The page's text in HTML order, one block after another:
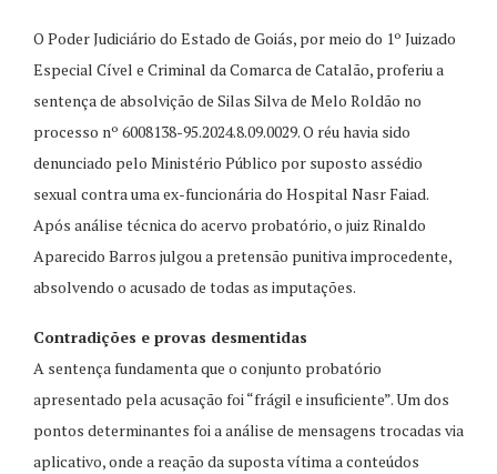
O Poder Judiciário do Estado de Goiás, por meio do 1º Juizado
Especial Cível e Criminal da Comarca de Catalão, proferiu a
sentença de absolvição de Silas Silva de Melo Roldão no
processo nº 6008138-95.2024.8.09.0029. O réu havia sido
denunciado pelo Ministério Público por suposto assédio
sexual contra uma ex-funcionária do Hospital Nasr Faiad.
Após análise técnica do acervo probatório, o juiz Rinaldo
Aparecido Barros julgou a pretensão punitiva improcedente,
absolvendo o acusado de todas as imputações.
Contradições e provas desmentidas
A sentença fundamenta que o conjunto probatório
apresentado pela acusação foi “frágil e insuficiente”. Um dos
pontos determinantes foi a análise de mensagens trocadas via
aplicativo, onde a reação da suposta vítima a conteúdos